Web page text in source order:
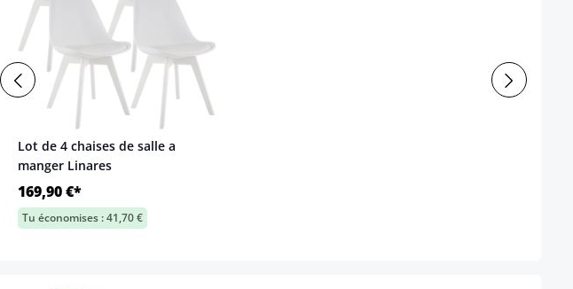
Lot de 4 chaises de salle a
manger Linares
169,90 €*
Tu économises : 41,70 €